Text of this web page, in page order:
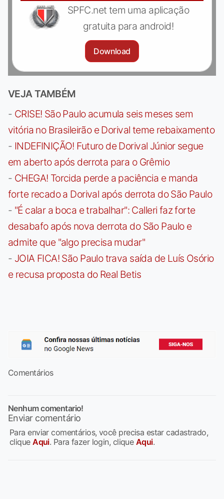
SPFC.net tem uma aplicação
gratuita para android!
Download
VEJA TAMBÉM
- CRISE! São Paulo acumula seis meses sem
vitória no Brasileirão e Dorival teme rebaixamento
- INDEFINIÇÃO! Futuro de Dorival Júnior segue
em aberto após derrota para o Grêmio
- CHEGA! Torcida perde a paciência e manda
forte recado a Dorival após derrota do São Paulo
- "É calar a boca e trabalhar": Calleri faz forte
desabafo após nova derrota do São Paulo e
admite que "algo precisa mudar"
- JOIA FICA! São Paulo trava saída de Luís Osório
e recusa proposta do Real Betis
Comentários
Nenhum comentario!
Enviar comentário
Para enviar comentários, você precisa estar cadastrado,
cliqueAqui. Para fazer login, clique Aqui.